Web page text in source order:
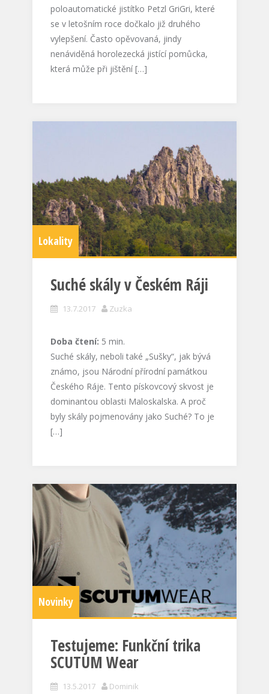
poloautomatické jistítko Petzl GriGri, které
se v letošním roce dočkalo již druhého
vylepšení. Často opěvovaná, jindy
nenáviděná horolezecká jistící pomůcka,
která může při jištění […]
Lokality
Suché skály v Českém Ráji
13.7.2017 Zuzka
Doba čtení: 5 min.
Suché skály, neboli také „Sušky“, jak bývá
známo, jsou Národní přírodní památkou
Českého Ráje. Tento pískovcový skvost je
dominantou oblasti Maloskalska. A proč
byly skály pojmenovány jako Suché? To je
[…]
Novinky
Testujeme: Funkční trika
SCUTUM Wear
13.5.2017 Dominik